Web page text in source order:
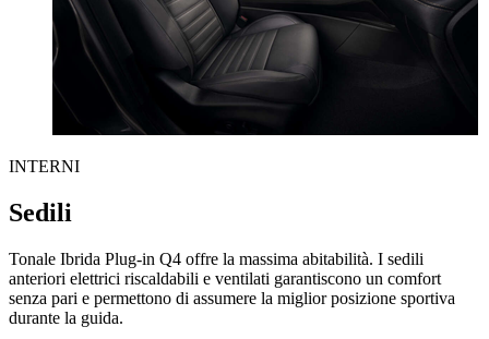
INTERNI
Sedili
Tonale Ibrida Plug-in Q4 offre la massima abitabilità. I sedili
anteriori elettrici riscaldabili e ventilati garantiscono un comfort
senza pari e permettono di assumere la miglior posizione sportiva
durante la guida.